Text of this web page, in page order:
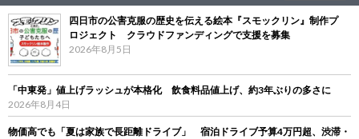
四日市の公害克服の歴史を伝える絵本『スモックリン』制作プ
ロジェクト クラウドファンディングで支援を募集
2026年8月5日
「中東発」値上げラッシュが本格化 飲食料品値上げ、約3年ぶりの多さに
2026年8月4日
物価高でも「夏は家族で長距離ドライブ」 宿泊ドライブ予算4万円超、渋滞・